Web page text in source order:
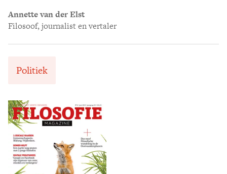
Annette van der Elst
Filosoof, journalist en vertaler
Politiek